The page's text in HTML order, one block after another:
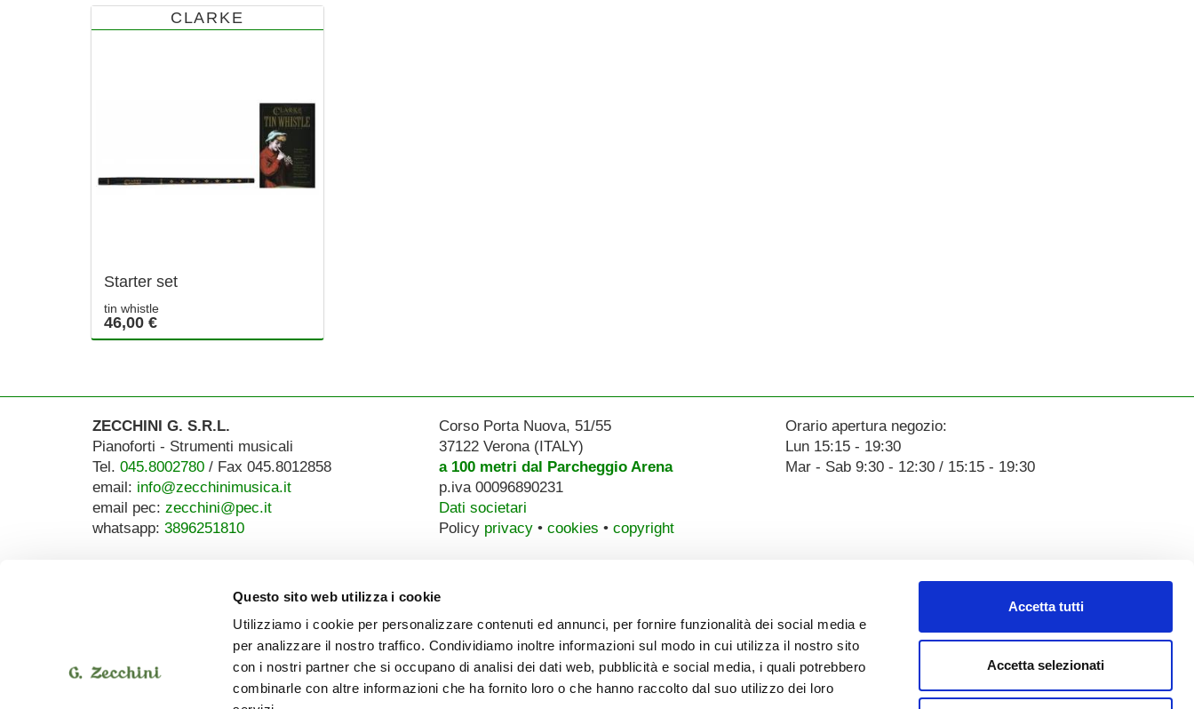
Questo sito web utilizza i cookie
Utilizziamo i cookie per personalizzare contenuti ed annunci, per fornire funzionalità dei social media e
per analizzare il nostro traffico. Condividiamo inoltre informazioni sul modo in cui utilizza il nostro sito
con i nostri partner che si occupano di analisi dei dati web, pubblicità e social media, i quali potrebbero
combinarle con altre informazioni che ha fornito loro o che hanno raccolto dal suo utilizzo dei loro
Accetta tutti
Accetta selezionati
CLARKE
Starter set
tin whistle
46,00 €
ZECCHINI G. S.R.L.
Pianoforti - Strumenti musicali
Tel. 045.8002780/ Fax 045.8012858
email: info@zecchinimusica.it
email pec: zecchini@pec.it
whatsapp: 3896251810
Corso Porta Nuova, 51/55
37122 Verona (ITALY)
a 100 metri dal Parcheggio Arena
p.iva 00096890231
Dati societari
Policy privacy• cookies • copyright
Orario apertura negozio:
Lun 15:15 - 19:30
Mar - Sab 9:30 - 12:30 / 15:15 - 19:30